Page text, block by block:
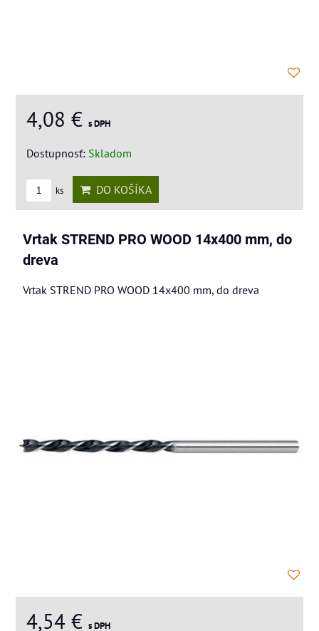
4,08 € s DPH
Dostupnosť: Skladom
ks DO KOŠÍKA
Vrtak STREND PRO WOOD 14x400 mm, do
dreva
Vrtak STREND PRO WOOD 14x400 mm, do dreva
4,54 € s DPH